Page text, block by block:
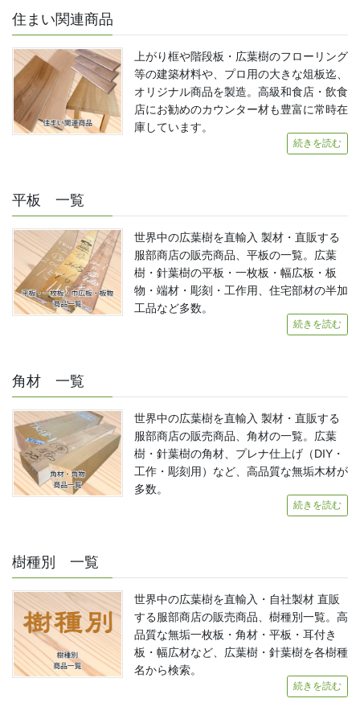
住まい関連商品
上がり框や階段板・広葉樹のフローリング
等の建築材料や、プロ用の大きな俎板迄、
オリジナル商品を製造。高級和食店・飲食
店にお勧めのカウンター材も豊富に常時在
庫しています。
続きを読む
平板 一覧
世界中の広葉樹を直輸入 製材・直販する
服部商店の販売商品、平板の一覧。広葉
樹・針葉樹の平板・一枚板・幅広板・板
物・端材・彫刻・工作用、住宅部材の半加
工品など多数。
続きを読む
角材 一覧
世界中の広葉樹を直輸入 製材・直販する
服部商店の販売商品、角材の一覧。広葉
樹・針葉樹の角材、プレナ仕上げ（DIY・
工作・彫刻用）など、高品質な無垢木材が
多数。
続きを読む
樹種別 一覧
世界中の広葉樹を直輸入・自社製材 直販
する服部商店の販売商品、樹種別一覧。高
品質な無垢一枚板・角材・平板・耳付き
板・幅広材など、広葉樹・針葉樹を各樹種
名から検索。
続きを読む